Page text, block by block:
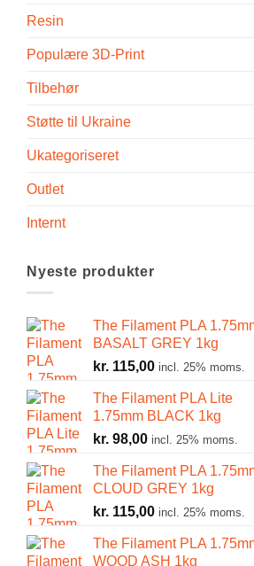
Resin
Populære 3D-Print
Tilbehør
Støtte til Ukraine
Ukategoriseret
Outlet
Internt
Nyeste produkter
The Filament PLA
BASALT GREY 1kg
kr. 115,00 incl. 25% moms.
The Filament PLA Lite
1.75mm BLACK 1kg
kr. 98,00 incl. 25% moms.
The Filament PLA
CLOUD GREY 1kg
kr. 115,00 incl. 25% moms.
The Filament PLA
WOOD ASH 1kg